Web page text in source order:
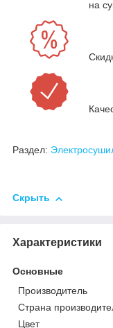
на
Раздел:
Скрыть
Характеристики
Основные
Производитель
Страна
Цвет